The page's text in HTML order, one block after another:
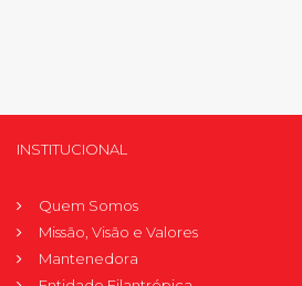
INSTITUCIONAL
Quem Somos
Missão, Visão e Valores
Mantenedora